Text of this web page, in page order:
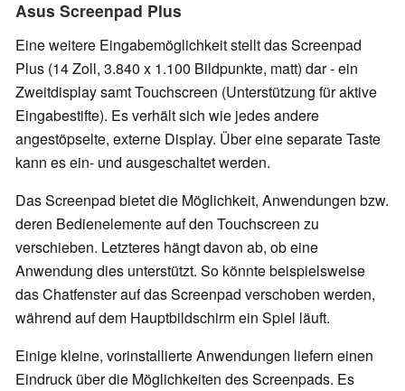
Asus Screenpad Plus
Eine weitere Eingabemöglichkeit stellt das Screenpad
Plus (14 Zoll, 3.840 x 1.100 Bildpunkte, matt) dar - ein
Zweitdisplay samt Touchscreen (Unterstützung für aktive
Eingabestifte). Es verhält sich wie jedes andere
angestöpselte, externe Display. Über eine separate Taste
kann es ein- und ausgeschaltet werden.
Das Screenpad bietet die Möglichkeit, Anwendungen bzw.
deren Bedienelemente auf den Touchscreen zu
verschieben. Letzteres hängt davon ab, ob eine
Anwendung dies unterstützt. So könnte beispielsweise
das Chatfenster auf das Screenpad verschoben werden,
während auf dem Hauptbildschirm ein Spiel läuft.
Einige kleine, vorinstallierte Anwendungen liefern einen
Eindruck über die Möglichkeiten des Screenpads. Es